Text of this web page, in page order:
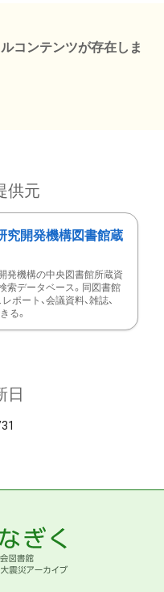
コンテンツが存在しま
供元
究開発機構図書館蔵
発機構の中央図書館所蔵資
索データベース。同図書館
ポート、会議資料、雑誌、
る。
日